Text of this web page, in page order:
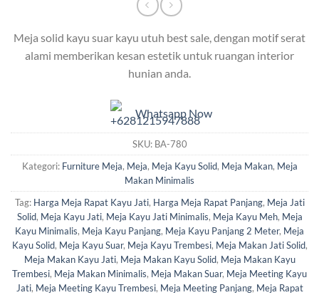
Meja solid kayu suar kayu utuh best sale, dengan motif serat
alami memberikan kesan estetik untuk ruangan interior
hunian anda.
Whatsapp Now
SKU: BA-780
Kategori: Furniture Meja, Meja, Meja Kayu Solid, Meja Makan, Meja
Makan Minimalis
Tag: Harga Meja Rapat Kayu Jati, Harga Meja Rapat Panjang, Meja Jati
Solid, Meja Kayu Jati, Meja Kayu Jati Minimalis, Meja Kayu Meh, Meja
Kayu Minimalis, Meja Kayu Panjang, Meja Kayu Panjang 2 Meter, Meja
Kayu Solid, Meja Kayu Suar, Meja Kayu Trembesi, Meja Makan Jati Solid,
Meja Makan Kayu Jati, Meja Makan Kayu Solid, Meja Makan Kayu
Trembesi, Meja Makan Minimalis, Meja Makan Suar, Meja Meeting Kayu
Jati, Meja Meeting Kayu Trembesi, Meja Meeting Panjang, Meja Rapat